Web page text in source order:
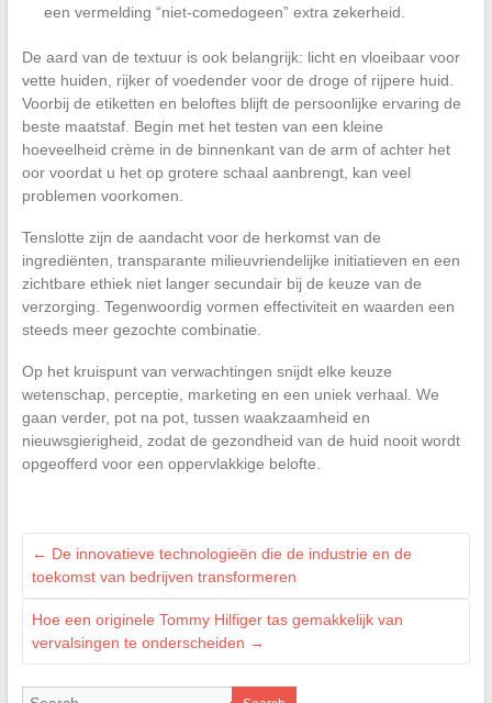
een vermelding “niet-comedogeen” extra zekerheid.
De aard van de textuur is ook belangrijk: licht en vloeibaar voor
vette huiden, rijker of voedender voor de droge of rijpere huid.
Voorbij de etiketten en beloftes blijft de persoonlijke ervaring de
beste maatstaf. Begin met het testen van een kleine
hoeveelheid crème in de binnenkant van de arm of achter het
oor voordat u het op grotere schaal aanbrengt, kan veel
problemen voorkomen.
Tenslotte zijn de aandacht voor de herkomst van de
ingrediënten, transparante milieuvriendelijke initiatieven en een
zichtbare ethiek niet langer secundair bij de keuze van de
verzorging. Tegenwoordig vormen effectiviteit en waarden een
steeds meer gezochte combinatie.
Op het kruispunt van verwachtingen snijdt elke keuze
wetenschap, perceptie, marketing en een uniek verhaal. We
gaan verder, pot na pot, tussen waakzaamheid en
nieuwsgierigheid, zodat de gezondheid van de huid nooit wordt
opgeofferd voor een oppervlakkige belofte.
← De innovatieve technologieën die de industrie en de
toekomst van bedrijven transformeren
Hoe een originele Tommy Hilfiger tas gemakkelijk van
vervalsingen te onderscheiden →